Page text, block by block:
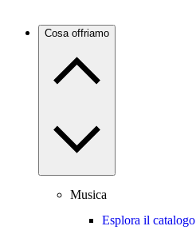
Cosa offriamo
Musica
Esplora il catalogo